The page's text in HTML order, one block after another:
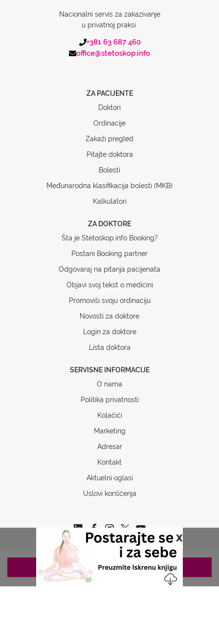
x
Nacionalni servis za zakazivanje
u privatnoj praksi.
+381 63 687 460
office@stetoskop.info
ZA PACIJENTE
Doktori
Ordinacije
Zakaži pregled
Pitajte doktora
Bolesti
Međunarodna klasifikacija bolesti (MKB)
Kalkulatori
ZA DOKTORE
Šta je Stetoskop.info Booking?
Postani Booking partner
Odgovaraj na pitanja pacijenata
Objavi svoj tekst o medicini
Promoviši svoju ordinaciju
Novosti za doktore
Login za doktore
Lista doktora
SERVISNE INFORMACIJE
O nama
Politika privatnosti
Kolačići
Marketing
Adresar
Kontakt
Aktuelni oglasi
Uslovi korišćenja
Copyrights © 2026 Sva prava www.stetoskop.info
ZAKAZIVANJE 063/687-460